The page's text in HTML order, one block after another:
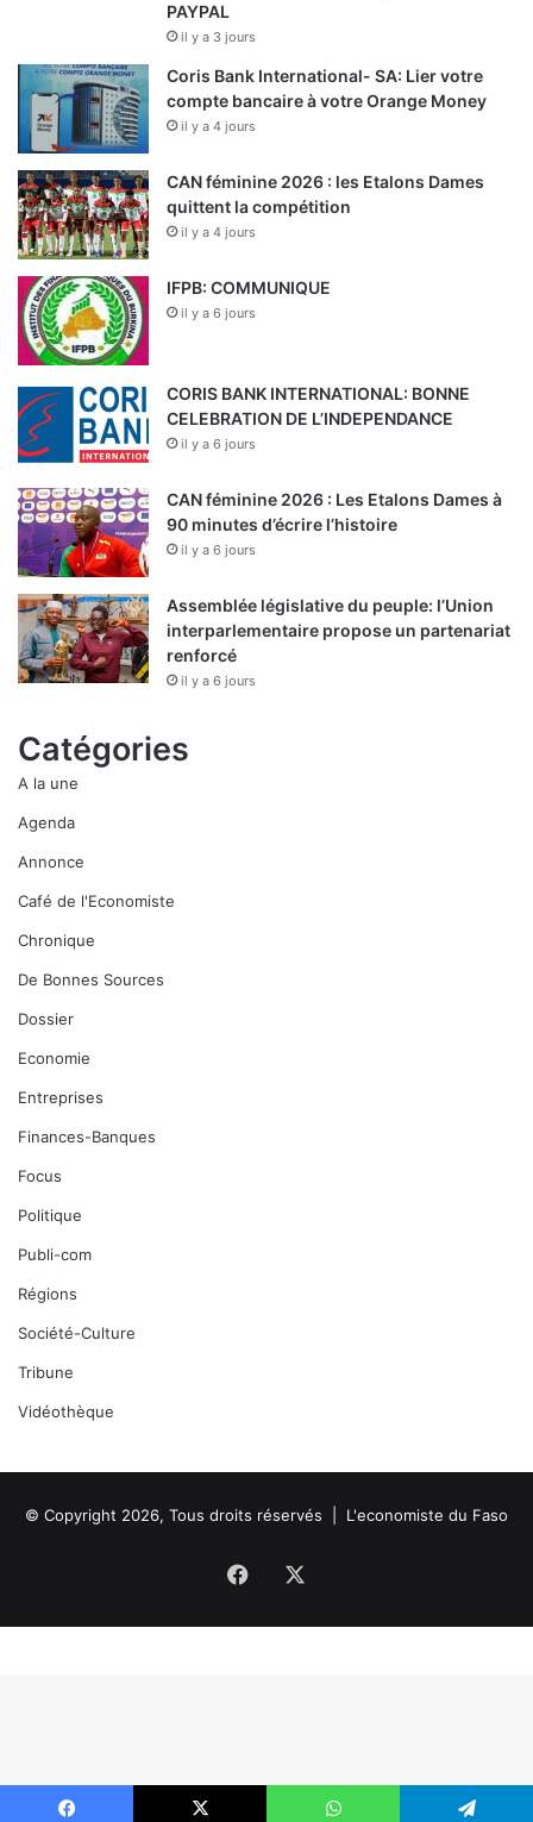
PAYPAL
il y a 3 jours
Coris Bank International- SA: Lier votre
compte bancaire à votre Orange Money
il y a 4 jours
CAN féminine 2026 : les Etalons Dames
quittent la compétition
il y a 4 jours
IFPB: COMMUNIQUE
il y a 6 jours
CORIS BANK INTERNATIONAL: BONNE
CELEBRATION DE L’INDEPENDANCE
il y a 6 jours
CAN féminine 2026 : Les Etalons Dames à
90 minutes d’écrire l’histoire
il y a 6 jours
Assemblée législative du peuple: l’Union
interparlementaire propose un partenariat
renforcé
il y a 6 jours
Catégories
A la une
Agenda
Annonce
Café de l'Economiste
Chronique
De Bonnes Sources
Dossier
Economie
Entreprises
Finances-Banques
Focus
Politique
Publi-com
Régions
Société-Culture
Tribune
Vidéothèque
© Copyright 2026, Tous droits réservés | L'economiste du Faso
Facebook